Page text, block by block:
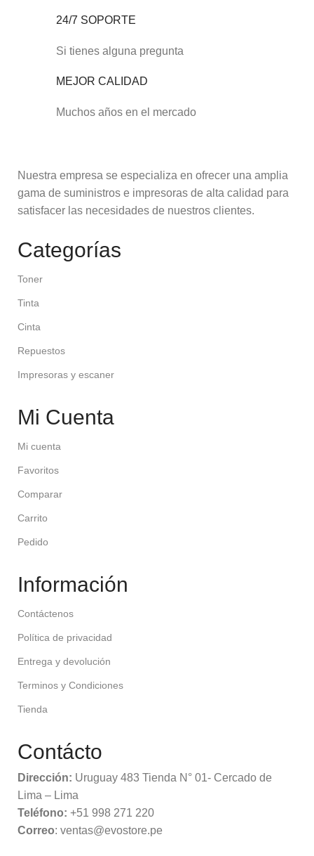
24/7 SOPORTE
Si tienes alguna pregunta
MEJOR CALIDAD
Muchos años en el mercado
Nuestra empresa se especializa en ofrecer una amplia
gama de suministros e impresoras de alta calidad para
satisfacer las necesidades de nuestros clientes.
Categorías
Toner
Tinta
Cinta
Repuestos
Impresoras y escaner
Mi Cuenta
Mi cuenta
Favoritos
Comparar
Carrito
Pedido
Información
Contáctenos
Política de privacidad
Entrega y devolución
Terminos y Condiciones
Tienda
Contácto
Dirección: Uruguay 483 Tienda N° 01- Cercado de
Lima – Lima
Teléfono: +51 998 271 220
Correo: ventas@evostore.pe